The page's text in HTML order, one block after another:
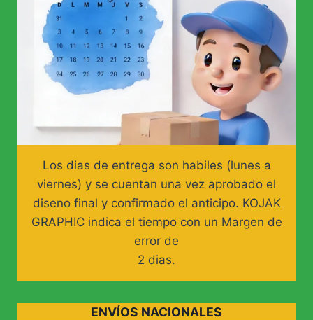
Los dias de entrega son habiles (lunes a
viernes) y se cuentan una vez aprobado el
diseno final y confirmado el anticipo. KOJAK
GRAPHIC indica el tiempo con un Margen de
error de
2 dias.
ENVÍOS NACIONALES